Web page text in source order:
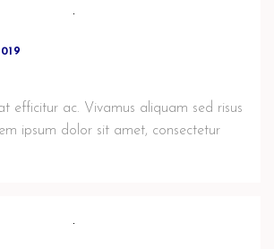
efficitur ac. Vivamus aliquam sed risus
ipsum dolor sit amet, consectetur